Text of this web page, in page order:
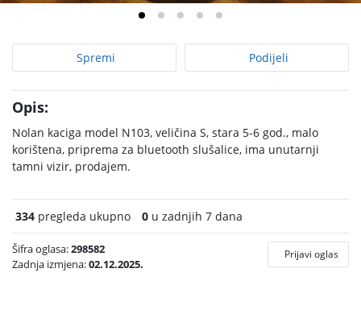
Spremi Podijeli
Opis:
Nolan kaciga model N103, veličina S, stara 5-6 god., malo
korištena, priprema za bluetooth slušalice, ima unutarnji
tamni vizir, prodajem.
334 pregleda ukupno 0 u zadnjih 7 dana
Šifra oglasa:298582
Zadnja izmjena:02.12.2025.
Prijavi oglas